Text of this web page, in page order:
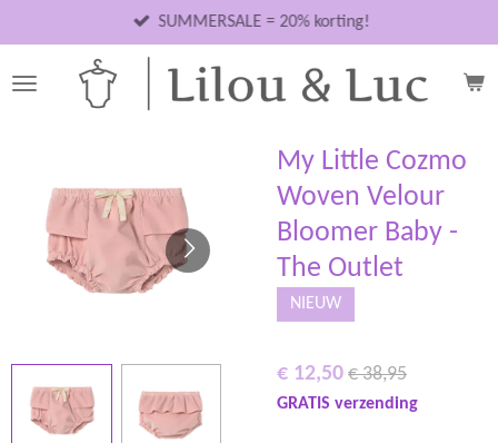
direct
naar
SUMMERSALE = 20% korting!
My Little Cozmo
Woven Velour
Bloomer Baby -
The Outlet
NIEUW
€ 12,50 € 38,95
GRATIS verzending